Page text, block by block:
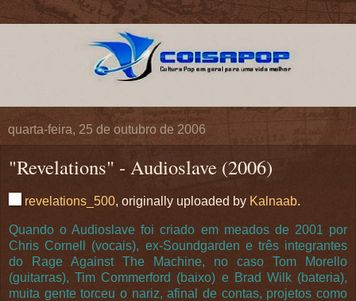
quarta-feira, 25 de outubro de 2006
"Revelations" - Audioslave (2006)
revelations_500, originally uploaded by Kalnaab.
Quando o Audioslave foi criado em meados de 2001 por
Chris Cornell (vocais), ex-Soundgarden e três integrantes
do Rage Against The Machine, no caso Tom Morello
(guitarras), Tim Commerford (baixo) e Brad Wilk (bateria),
muita gente torceu o nariz, afinal de contas, projetos como